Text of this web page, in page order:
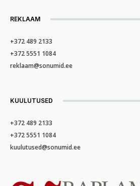
REKLAAM
+372 489 2133
+372 5551 1084
reklaam@sonumid.ee
KUULUTUSED
+372 489 2133
+372 5551 1084
kuulutused@sonumid.ee